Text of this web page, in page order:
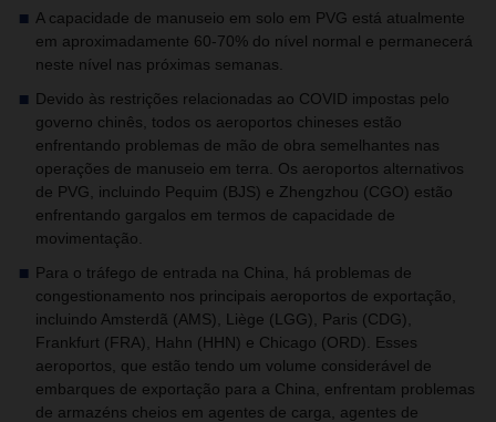
A capacidade de manuseio em solo em PVG está atualmente
em aproximadamente 60-70% do nível normal e permanecerá
neste nível nas próximas semanas.
Devido às restrições relacionadas ao COVID impostas pelo
governo chinês, todos os aeroportos chineses estão
enfrentando problemas de mão de obra semelhantes nas
operações de manuseio em terra. Os aeroportos alternativos
de PVG, incluindo Pequim (BJS) e Zhengzhou (CGO) estão
enfrentando gargalos em termos de capacidade de
movimentação.
Para o tráfego de entrada na China, há problemas de
congestionamento nos principais aeroportos de exportação,
incluindo Amsterdã (AMS), Liège (LGG), Paris (CDG),
Frankfurt (FRA), Hahn (HHN) e Chicago (ORD). Esses
aeroportos, que estão tendo um volume considerável de
embarques de exportação para a China, enfrentam problemas
de armazéns cheios em agentes de carga, agentes de